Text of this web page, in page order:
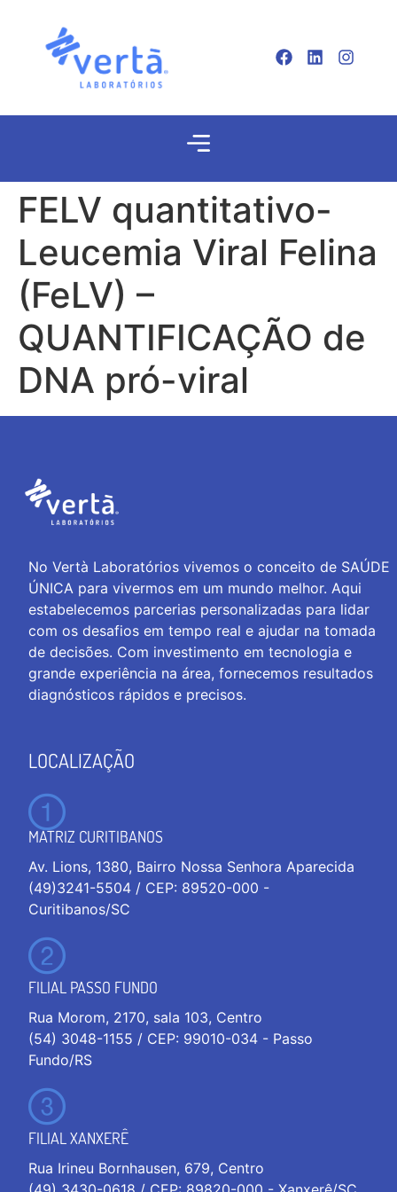
FELV quantitativo-
Leucemia Viral Felina
(FeLV) –
QUANTIFICAÇÃO de
DNA pró-viral
No Vertà Laboratórios vivemos o conceito de SAÚDE
ÚNICA para vivermos em um mundo melhor. Aqui
estabelecemos parcerias personalizadas para lidar
com os desafios em tempo real e ajudar na tomada
de decisões. Com investimento em tecnologia e
grande experiência na área, fornecemos resultados
diagnósticos rápidos e precisos.
LOCALIZAÇÃO
MATRIZ CURITIBANOS
Av. Lions, 1380, Bairro Nossa Senhora Aparecida
(49)3241-5504 / CEP: 89520-000 -
Curitibanos/SC
FILIAL PASSO FUNDO
Rua Morom, 2170, sala 103, Centro
(54) 3048-1155 / CEP: 99010-034 - Passo
Fundo/RS
FILIAL XANXERÊ
Rua Irineu Bornhausen, 679, Centro